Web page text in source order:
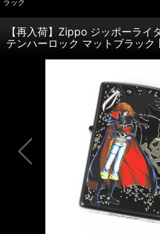
ラック
【再入荷】Zippo ジッポーライ
テンハーロック マットブラック